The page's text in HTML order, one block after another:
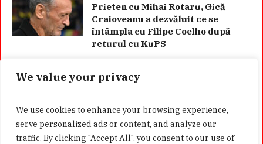
We value your privacy
We use cookies to enhance your browsing experience,
serve personalized ads or content, and analyze our
traffic. By clicking "Accept All", you consent to our use of
Prieten cu Mihai Rotaru, Gică
Craioveanu a dezvăluit ce se
întâmpla cu Filipe Coelho după
returul cu KuPS
Categorii